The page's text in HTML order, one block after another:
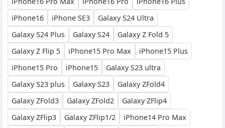
iPhone16
iPhone SE3
Galaxy S24 Ultra
Galaxy S24 Plus
Galaxy S24
Galaxy Z Fold 5
Galaxy Z Flip 5
iPhone15 Pro Max
iPhone15 Plus
iPhone15 Pro
iPhone15
Galaxy S23 ultra
Galaxy S23 plus
Galaxy S23
Galaxy ZFold4
Galaxy ZFold3
Galaxy ZFold2
Galaxy ZFlip4
Galaxy ZFlip3
Galaxy ZFlip1/2
iPhone14 Pro Max